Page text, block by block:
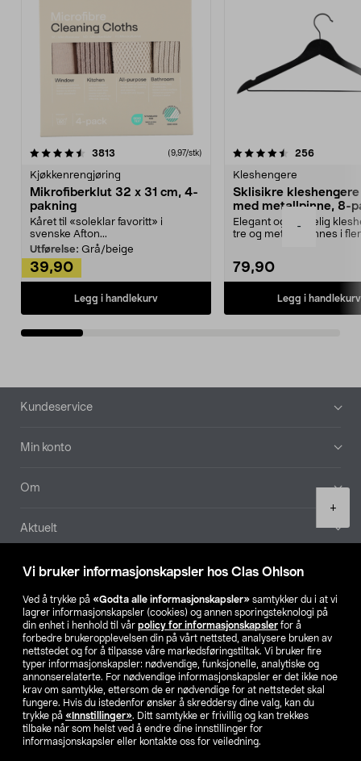
Vi bruker informasjonskapsler hos Clas Ohlson
Ved å trykke på «Godta alle informasjonskapsler» samtykker du i at vi
lagrer informasjonskapsler (cookies) og annen sporingsteknologi på
din enhet i henhold til vår policy for informasjonskapsler for å
forbedre brukeropplevelsen din på vårt nettsted, analysere bruken av
nettstedet og for å tilpasse våre markedsføringstiltak. Vi bruker fire
typer informasjonskapsler: nødvendige, funksjonelle, analytiske og
annonserelaterte. For nødvendige informasjonskapsler er det ikke noe
krav om samtykke, ettersom de er nødvendige for at nettstedet skal
fungere. Hvis du istedenfor ønsker å skreddersy dine valg, kan du
trykke på «Innstillinger». Ditt samtykke er frivillig og kan trekkes
tilbake når som helst ved å endre dine innstillinger for
informasjonskapsler eller kontakte oss for veiledning.
-
+
3813 anmeldelser(9,97/stk)
Kjøkkenrengjøring
Mikrofiberklut 32 x 31 cm, 4-
pakning
Kåret til «soleklar favoritt» i
svenske Afton...
Utførelse: Grå/beige
39,90
Legg i handlekurv
4.5av 5 stjerner 256
Kleshengere
Sklisikre
med metallpinne, 8-
Elegant og skikkelig
tre og metall – finnes i
79,90
Legg i handlekurv
4.5av 5 stjerner
Bunntekst
Kundeservice
Min konto
Om
Aktuelt
Våre selskaper
Finn din butikk
SE NO FI